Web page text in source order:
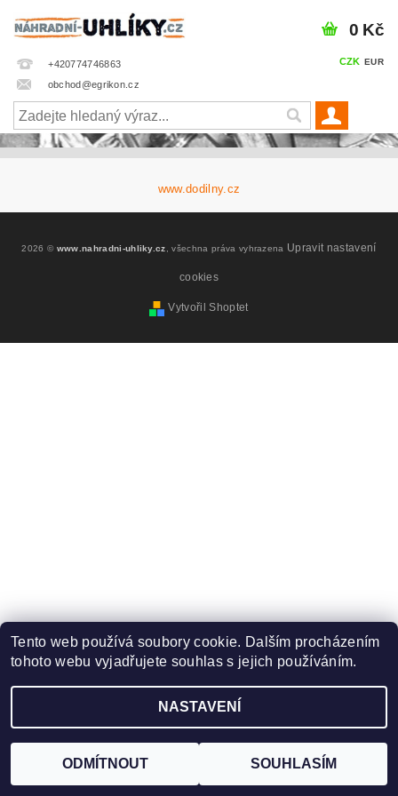
+420774746863
obchod@egrikon.cz
CZK EUR
0 Kč
www.dodilny.cz
2026 © www.nahradni-uhliky.cz , všechna práva vyhrazena Upravit nastavení
cookies
Vytvořil Shoptet
Tento web používá soubory cookie. Dalším procházením
tohoto webu vyjadřujete souhlas s jejich používáním.
NASTAVENÍ
ODMÍTNOUT SOUHLASÍM